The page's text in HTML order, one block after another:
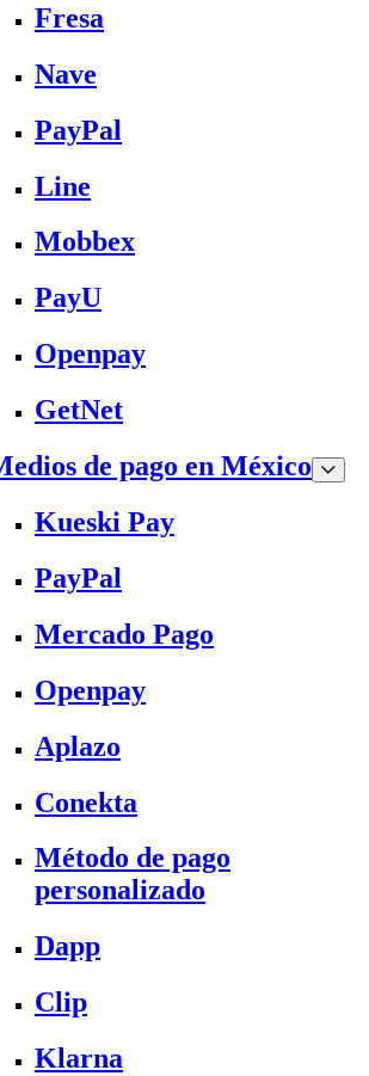
Fresa
Nave
PayPal
Line
Mobbex
PayU
Openpay
GetNet
de pago en México
Kueski Pay
PayPal
Mercado Pago
Openpay
Aplazo
Conekta
Método de pago
personalizado
Dapp
Clip
Klarna